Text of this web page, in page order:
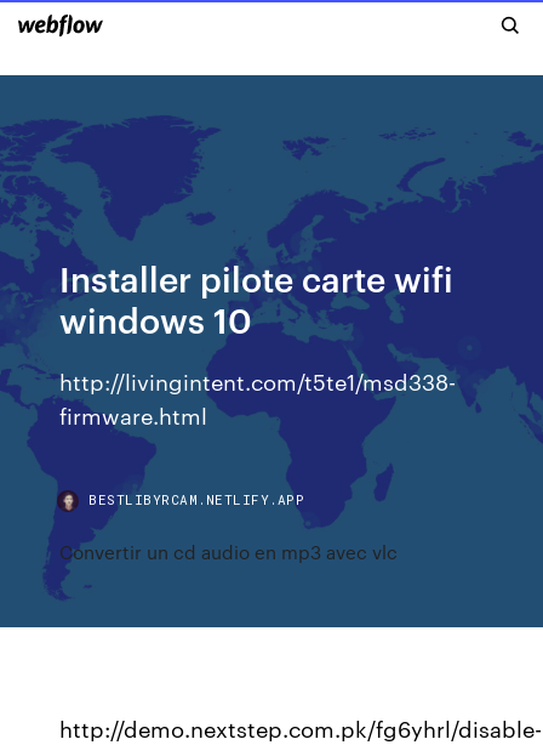
Installer pilote carte wifi
windows 10
http://livingintent.com/t5te1/msd338-
firmware.html
BESTLIBYRCAM.NETLIFY.APP
Convertir un cd audio en mp3 avec vlc
http://demo.nextstep.com.pk/fg6yhrl/disable-